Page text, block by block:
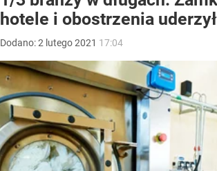
hotele i obostrzenia
Dodano:2 lutego2021 17:04